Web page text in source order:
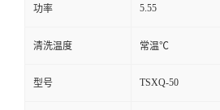
功率 5.55
清洗温度 常温℃
型号 TSXQ-50